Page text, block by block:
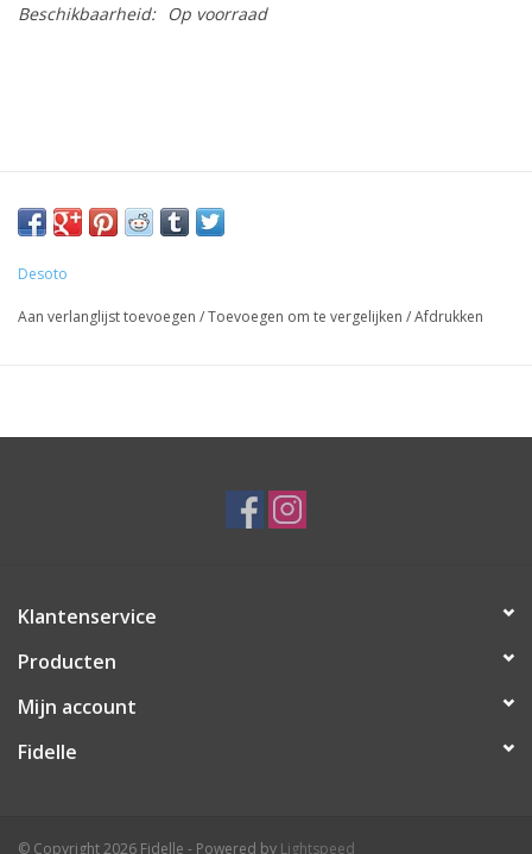
Beschikbaarheid: Op voorraad
Desoto
Aan verlanglijst toevoegen /Toevoegen om te vergelijken /Afdrukken
Klantenservice
Producten
Mijn account
Fidelle
© Copyright 2026 Fidelle - Powered by Lightspeed